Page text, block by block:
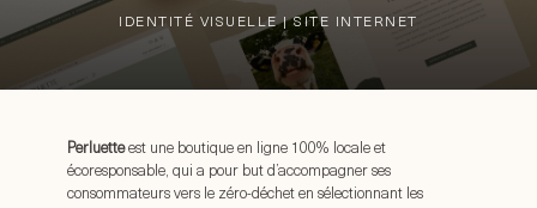
IDENTITÉ VISUELLE | SITE INTERNET
Perluetteest une boutique en ligne 100% locale et
écoresponsable, qui a pour but d’accompagner ses
consommateurs vers le zéro-déchet en sélectionnant les